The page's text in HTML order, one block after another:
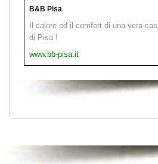
B&B Pisa
Il calore ed il comfort di una vera
di Pisa !
www.bb-pisa.it